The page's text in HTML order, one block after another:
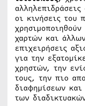
οι κινήσεις του
χαρτών και
επιχειρήσεις
για την
χρηστών, την
τους, την πιο
διαφημίσεων
των